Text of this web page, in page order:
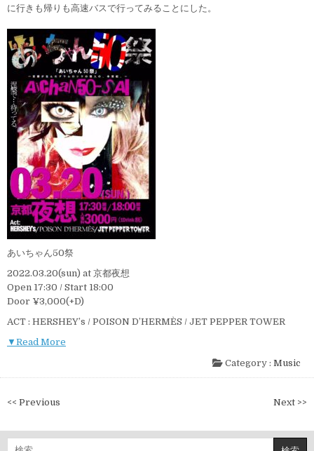
に行きも帰りも高速バスで行ってみることにした。
あいちゃん50祭
2022.03.20(sun) at 京都夜想
Open 17:30 / Start 18:00
Door ¥3,000(+D)
ACT : HERSHEY’s / POISON D’HERMÈS / JET PEPPER TOWER
▼Read More
Category : Music
投
ナ
<< Previous Next >>